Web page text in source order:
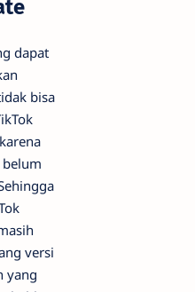
dapat
bisa
versi
yang